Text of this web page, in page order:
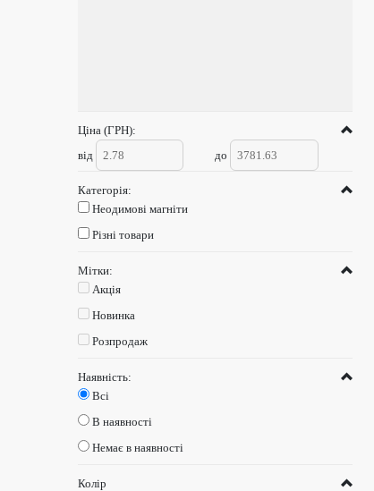
Ціна (ГРН):
від
до
Категорія:
Неодимові магніти
Різні товари
Мітки:
Акція
Новинка
Розпродаж
Наявність:
Всі
В наявності
Немає в наявності
Колір